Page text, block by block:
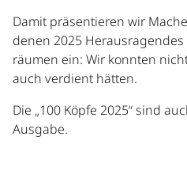
Damit präsentieren wir
denen 2025
räumen ein: Wir konnten
auch verdient hätten.
Die „100 Köpfe 2025“ sind
Ausgabe.